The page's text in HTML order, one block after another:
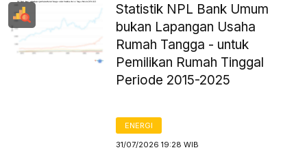
Statistik NPL Bank Umum
bukan Lapangan Usaha
Rumah Tangga - untuk
Pemilikan Rumah Tinggal
Periode 2015-2025
ENERGI
31/07/2026 19:28 WIB